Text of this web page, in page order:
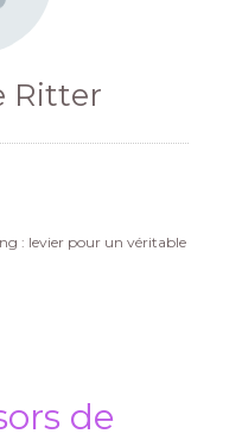
Ritter
: levier pour un véritable
de